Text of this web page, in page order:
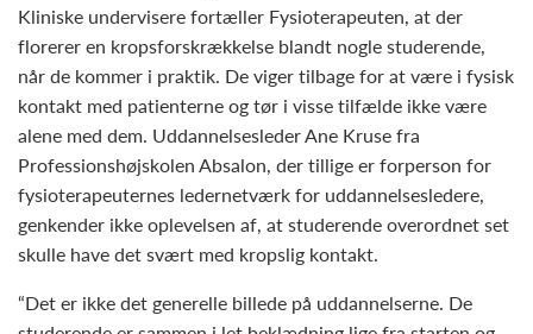
Kliniske undervisere fortæller Fysioterapeuten, at der
florerer en kropsforskrækkelse blandt nogle studerende,
når de kommer i praktik. De viger tilbage for at være i fysisk
kontakt med patienterne og tør i visse tilfælde ikke være
alene med dem. Uddannelsesleder Ane Kruse fra
Professionshøjskolen Absalon, der tillige er forperson for
fysioterapeuternes ledernetværk for uddannelsesledere,
genkender ikke oplevelsen af, at studerende overordnet set
skulle have det svært med kropslig kontakt.
“Det er ikke det generelle billede på uddannelserne. De